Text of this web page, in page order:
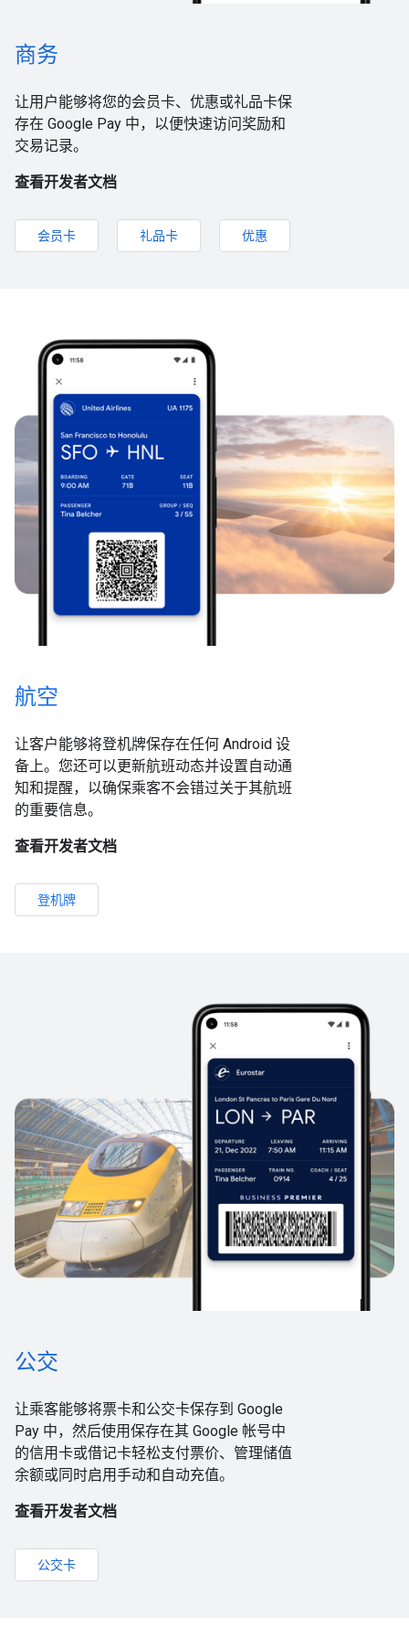
商务
让用户能够将您的会员卡、优惠或礼品卡保
存在 Google Pay 中，以便快速访问奖励和
交易记录。
查看开发者文档
会员卡 礼品卡 优惠
航空
让客户能够将登机牌保存在任何 Android 设
备上。您还可以更新航班动态并设置自动通
知和提醒，以确保乘客不会错过关于其航班
的重要信息。
查看开发者文档
登机牌
公交
让乘客能够将票卡和公交卡保存到 Google
Pay 中，然后使用保存在其 Google 帐号中
的信用卡或借记卡轻松支付票价、管理储值
余额或同时启用手动和自动充值。
查看开发者文档
公交卡